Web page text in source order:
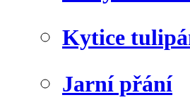
Kytice
Jarní přání